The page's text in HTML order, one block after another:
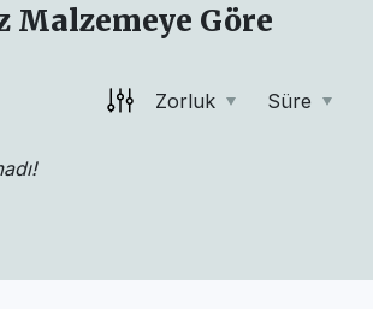
Malzemeye Göre
Zorluk Süre